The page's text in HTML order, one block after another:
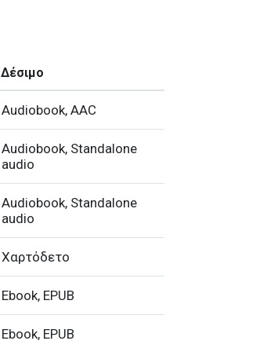
Δέσιμο
Audiobook, AAC
Audiobook, Standalone
audio
Audiobook, Standalone
audio
Χαρτόδετο
Ebook, EPUB
Ebook, EPUB